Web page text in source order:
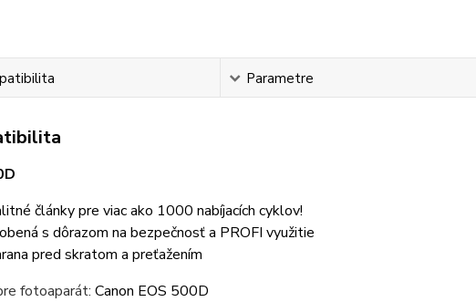
Parametre
články pre viac ako 1000 nabíjacích cyklov!
s dôrazom na bezpečnosť a PROFI využitie
pred skratom a preťažením
fotoaparát: Canon EOS 500D